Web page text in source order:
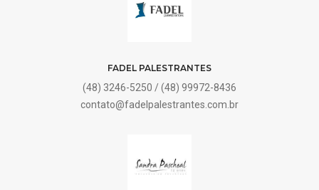
FADEL PALESTRANTES
(48) 3246-5250 / (48) 99972-8436
contato@fadelpalestrantes.com.br